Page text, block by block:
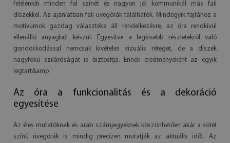
felélénkíti minden fal színét és nagyon jól kommunikál más fali
díszekkel. Az ajánlatban fali üvegórák találhatók. Mindegyik fajtához a
motívumok gazdag választéka áll rendelkezésre, az óra rendkívül
ellenálló anyagból készül. Egyesítve a legkisebb részletekről való
gondoskodással nemcsak kivételes vizuális réteget, de a díszek
nagyfokú szilárdságát is biztosítja. Ennek eredményeként az egyik
legtart&amp
Az óra a funkcionalitás és a dekoráció
egyesítése
Az éles mutatóknak és arab számjegyeknek köszönhetően akár a sötét
színű üvegórák is mindig precízen mutatják az aktuális időt. Az